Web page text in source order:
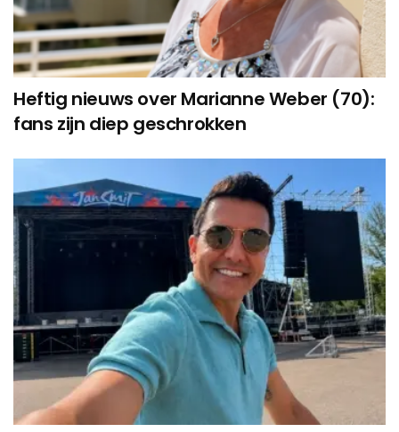
Heftig nieuws over Marianne Weber (70):
fans zijn diep geschrokken